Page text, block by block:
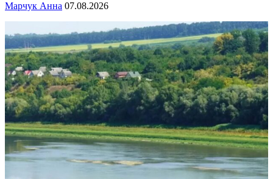
Марчук Анна 07.08.2026